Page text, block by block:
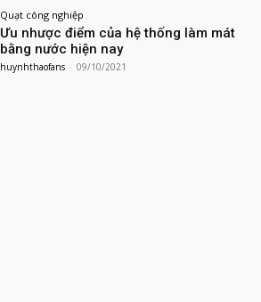
Quạt công nghiệp
Ưu nhược điểm của hệ thống làm mát
bằng nước hiện nay
huynhthaofans - 09/10/2021